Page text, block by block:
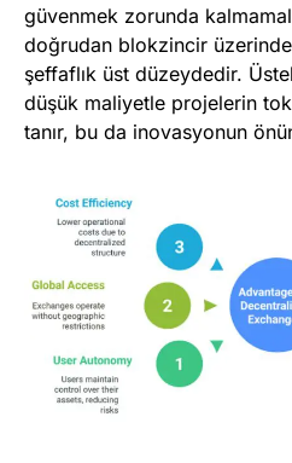
güvenmek zorunda
doğrudan blokzincir
şeffaflık üst düzeydedir.
düşük maliyetle projelerin
tanır, bu da inovasyonun